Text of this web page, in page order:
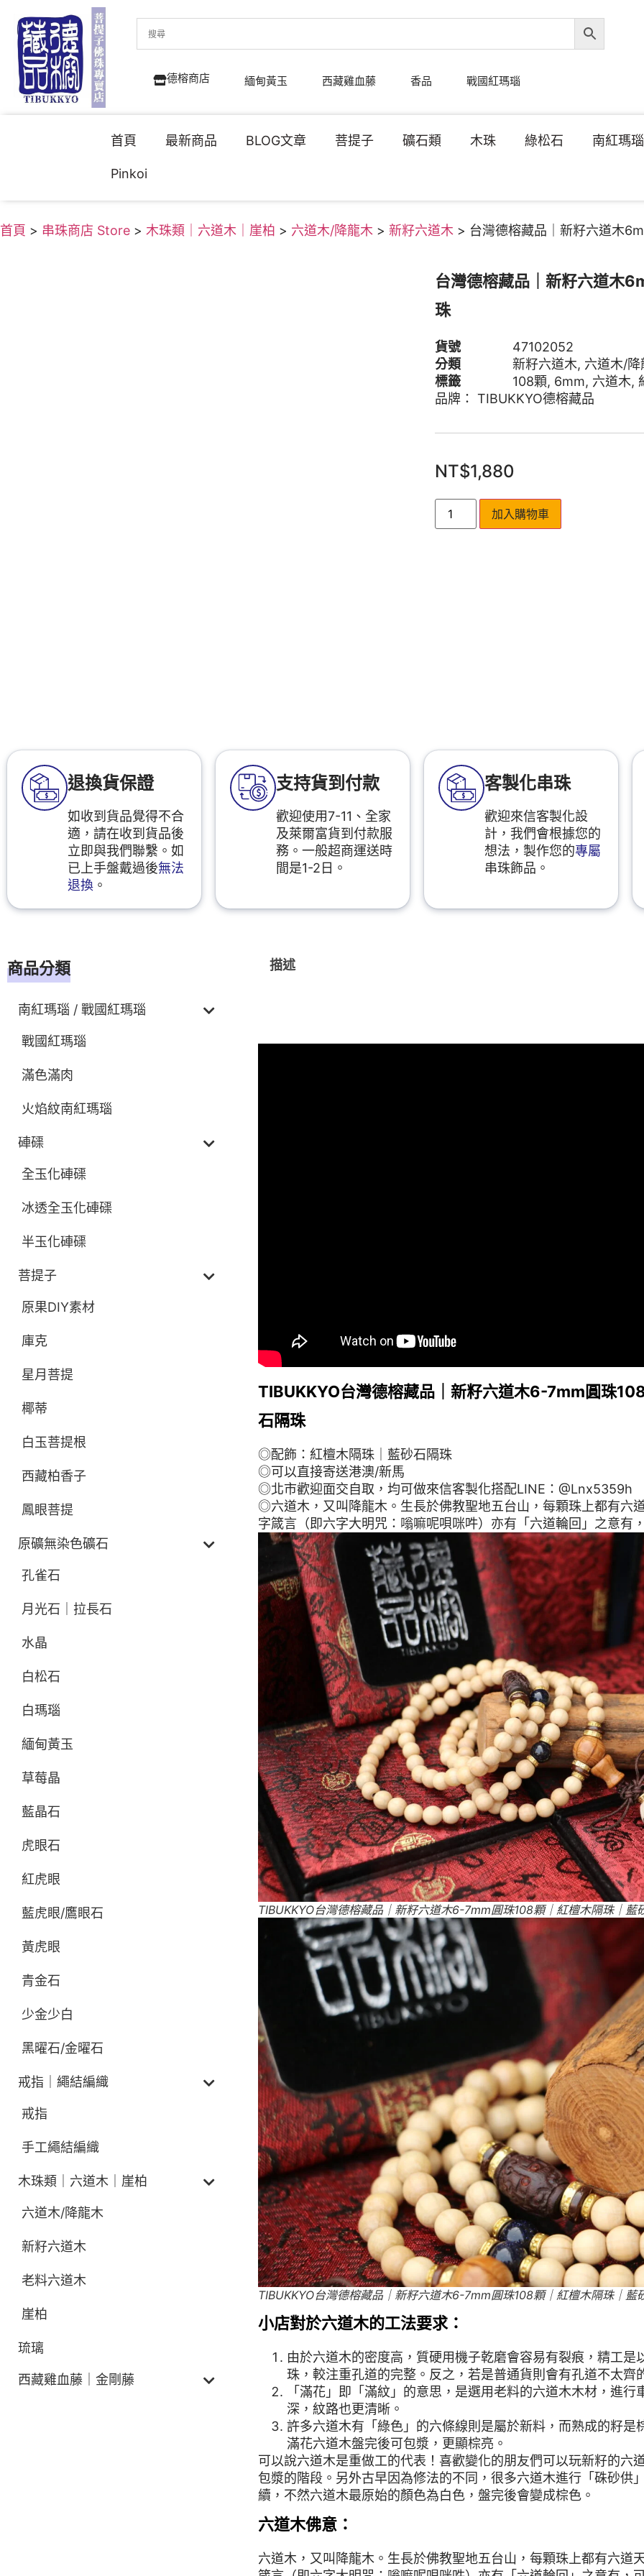
德榕商店 緬甸黃玉 西藏雞血藤 香品 戰國紅瑪瑙
首頁 最新商品 BLOG文章 菩提子 礦石類 木珠 綠松石 南紅瑪瑙
Pinkoi
首頁 > 串珠商店 Store > 木珠類｜六道木｜崖柏 > 六道木/降龍木 > 新籽六道木 > 台灣德榕藏品｜新籽六道木
台灣德榕藏品｜新籽六道木
珠
貨號
47102052
分類
新籽六道木, 六道木/降
標籤
108顆, 6mm, 六道木,
品牌： TIBUKKYO德榕藏品
NT$1,880
加入購物車
退換貨保證
如收到貨品覺得不合
適，請在收到貨品後
立即與我們聯繫。如
已上手盤戴過後無法
退換 。
支持貨到付款
歡迎使用7-11、全家
及萊爾富貨到付款服
務。一般超商運送時
間是1-2日。
客製化串珠
歡迎來信客製化設
計，我們會根據您的
想法，製作您的專屬
串珠飾品。
商品分類
南紅瑪瑙 / 戰國紅瑪瑙
戰國紅瑪瑙
滿色滿肉
火焰紋南紅瑪瑙
硨磲
全玉化硨磲
冰透全玉化硨磲
半玉化硨磲
菩提子
原果DIY素材
庫克
星月菩提
椰蒂
白玉菩提根
西藏柏香子
鳳眼菩提
原礦無染色礦石
孔雀石
月光石｜拉長石
水晶
白松石
白瑪瑙
緬甸黃玉
草莓晶
藍晶石
虎眼石
紅虎眼
藍虎眼/鷹眼石
黃虎眼
青金石
少金少白
黑曜石/金曜石
戒指｜繩結編織
戒指
手工繩結編織
木珠類｜六道木｜崖柏
六道木/降龍木
新籽六道木
老料六道木
崖柏
琉璃
西藏雞血藤｜金剛藤
描述
TIBUKKYO台灣德榕藏品｜新籽六道木6-7mm圓珠
石隔珠
◎配飾：紅檀木隔珠｜藍砂石隔珠
◎可以直接寄送港澳/新馬
◎北市歡迎面交自取，均可做來信客製化搭配LINE：@Lnx5359h
◎六道木，又叫降龍木。生長於佛教聖地五台山，每顆珠上都有六
字箴言（即六字大明咒：嗡嘛呢唄咪吽）亦有「六道輪回」之意有
TIBUKKYO台灣德榕藏品｜新籽六道木6-7mm圓珠108顆｜紅檀木隔珠｜藍
TIBUKKYO台灣德榕藏品｜新籽六道木6-7mm圓珠108顆｜紅檀木隔珠｜藍
小店對於六道木的工法要求：
由於六道木的密度高，質硬用機子乾磨會容易有裂痕，精工是
珠，較注重孔道的完整。反之，若是普通貨則會有孔道不太齊
「滿花」即「滿紋」的意思，是選用老料的六道木木材，進
深，紋路也更清晰。
許多六道木有「綠色」的六條線則是屬於新料，而熟成的籽是
滿花六道木盤完後可包漿，更顯棕亮。
可以說六道木是重做工的代表！喜歡變化的朋友們可以玩新籽的六
包漿的階段。另外古早因為修法的不同，很多六道木進行「硃砂供
續，不然六道木最原始的顏色為白色，盤完後會變成棕色。
六道木佛意：
六道木，又叫降龍木。生長於佛教聖地五台山，每顆珠上都有六道